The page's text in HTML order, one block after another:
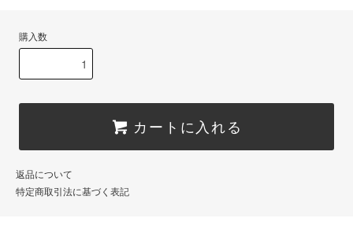
購入数
カートに入れる
返品について
特定商取引法に基づく表記